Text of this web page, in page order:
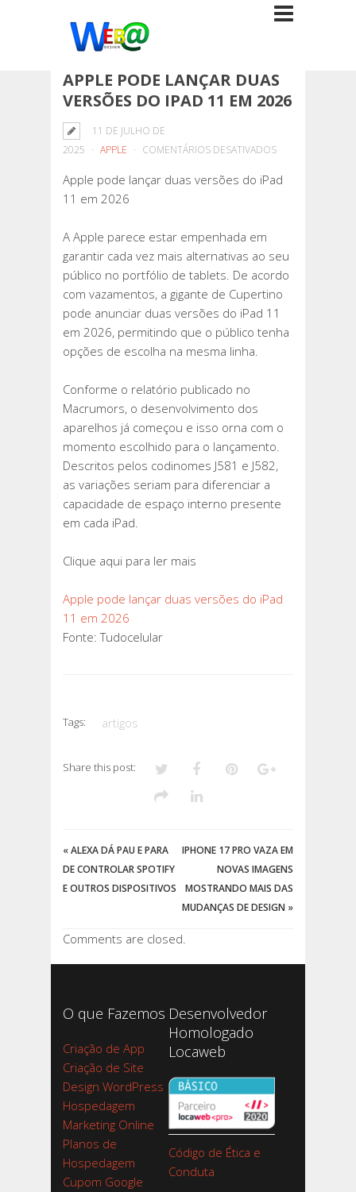
APPLE PODE LANÇAR DUAS
VERSÕES DO IPAD 11 EM 2026
11 DE JULHO DE
2025
APPLE COMENTÁRIOS DESATIVADOSEM
PODE
DO
IPAD
11
EM
2026
Apple pode lançar duas versões do iPad
11 em 2026
A Apple parece estar empenhada em
garantir cada vez mais alternativas ao seu
público no portfólio de tablets. De acordo
com vazamentos, a gigante de Cupertino
pode anunciar duas versões do iPad 11
em 2026, permitindo que o público tenha
opções de escolha na mesma linha.
Conforme o relatório publicado no
Macrumors, o desenvolvimento dos
aparelhos já começou e isso orna com o
momento escolhido para o lançamento.
Descritos pelos codinomes J581 e J582,
as variações seriam para diferenciar a
capacidade de espaço interno presente
em cada iPad.
Clique aqui para ler mais
Apple pode lançar duas versões do iPad
11 em 2026
Fonte: Tudocelular
Tags: artigos
Share this post:
«ALEXA DÁ PAU E PARA
DE CONTROLAR SPOTIFY
E OUTROS DISPOSITIVOS
IPHONE 17 PRO VAZA EM
NOVAS IMAGENS
MOSTRANDO MAIS DAS
MUDANÇAS DE DESIGN »
Comments are closed.
O que Fazemos
Criação de App
Criação de Site
Design WordPress
Hospedagem
Marketing Online
Planos de
Hospedagem
Cupom Google
Desenvolvedor
Homologado
Locaweb
Código de Ética e
Conduta